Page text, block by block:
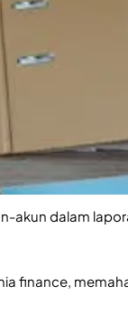
akun dalam
finance,